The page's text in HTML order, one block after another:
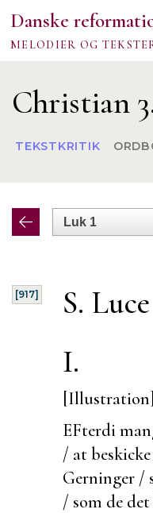
Danske
MELODIER OG
Christian
TEKSTKRITIK
[917]
S.
I.
[Illustration]
EFterdi
/ at
Gerninger /
/ som de